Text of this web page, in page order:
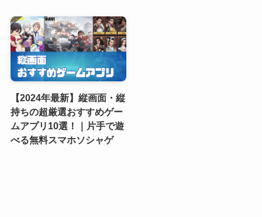
【2024年最新】縦画面・縦
持ちの超厳選おすすめゲー
ムアプリ10選！｜片手で遊
べる無料スマホソシャゲ